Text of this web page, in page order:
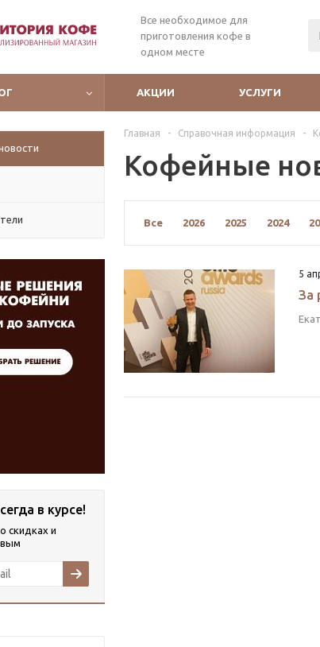
Все необходимое для
приготовления кофе в
одном месте
АКЦИИ УСЛУГИ
в курсе!
скидках и
Главная - Справочная информация -
Кофейные
Все 2026 2025 2024
5
За